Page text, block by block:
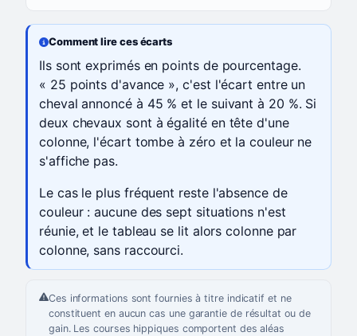
Comment lire ces écarts
Ils sont exprimés en points de pourcentage.
« 25 points d'avance », c'est l'écart entre un
cheval annoncé à 45 % et le suivant à 20 %. Si
deux chevaux sont à égalité en tête d'une
colonne, l'écart tombe à zéro et la couleur ne
s'affiche pas.
Le cas le plus fréquent reste l'absence de
couleur : aucune des sept situations n'est
réunie, et le tableau se lit alors colonne par
colonne, sans raccourci.
Ces informations sont fournies à titre indicatif et ne
constituent en aucun cas une garantie de résultat ou de
gain. Les courses hippiques comportent des aléas